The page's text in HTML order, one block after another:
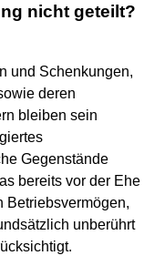
nicht geteilt?
und Schenkungen,
deren
bleiben sein
Gegenstände
bereits vor der Ehe
Betriebsvermögen,
unberührt